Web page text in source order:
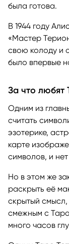
была готова.
В 1944 году
«Мастер
свою колоду и
было впервые
За что любят
Одним из
считать
эзотерике,
карте
символов, и
Но в этом же
раскрыть её
скрытый
смежным с
много часов